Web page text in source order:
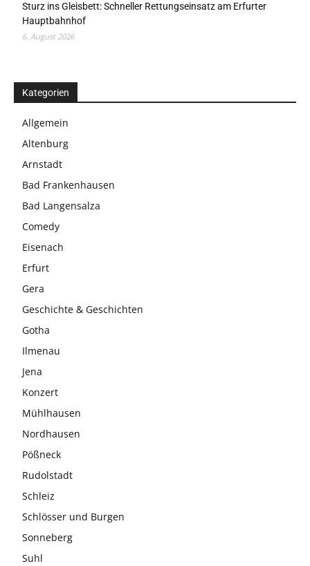
Sturz ins Gleisbett: Schneller Rettungseinsatz am Erfurter
Hauptbahnhof
6. August 2026
Kategorien
Allgemein
Altenburg
Arnstadt
Bad Frankenhausen
Bad Langensalza
Comedy
Eisenach
Erfurt
Gera
Geschichte & Geschichten
Gotha
Ilmenau
Jena
Konzert
Mühlhausen
Nordhausen
Pößneck
Rudolstadt
Schleiz
Schlösser und Burgen
Sonneberg
Suhl